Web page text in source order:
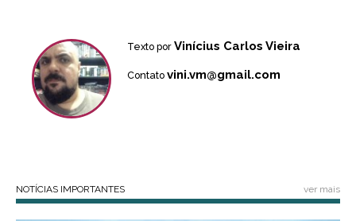
Texto por Vinícius Carlos Vieira
Contato vini.vm@gmail.com
NOTÍCIAS IMPORTANTES ver mais